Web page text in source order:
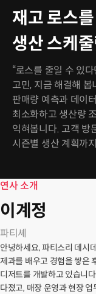
재고 로스
생산 스케
“로스를 줄일 수 있
고민, 지금 해결해
판매량 예측과 데이
최소화하고 생산량
익혀봅니다. 고객 방
시즌별 생산 계획까
연사 소개
이계정
파티셰
안녕하세요, 파티스리 데시
제과를 배우고 경험을 쌓은
디저트를 개발하고 있습니
다졌고, 매장 운영과 현장